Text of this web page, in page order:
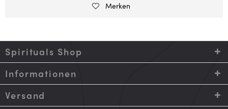
Merken
Spirituals Shop
Informationen
Versand